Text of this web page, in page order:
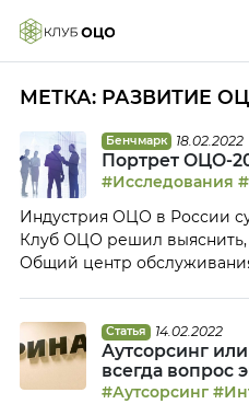
МЕТКА: РАЗВИТИЕ
Бенчмарк 18.02.2022
Портрет ОЦО-
#Исследования
Индустрия ОЦО в России
Клуб ОЦО решил выяснить,
Общий центр
проекта Клуба «Карта
средний возраст
функционал – […]
Статья 14.02.2022
Аутсорсинг
всегда вопрос
#Аутсорсинг